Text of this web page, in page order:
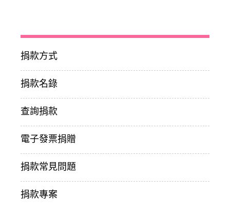
捐款方式
捐款名錄
查詢捐款
電子發票捐贈
捐款常見問題
捐款專案